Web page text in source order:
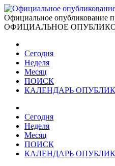
Официальное опубликование
ОФИЦИАЛЬНОЕ
Сегодня
Неделя
Месяц
ПОИСК
КАЛЕНДАРЬ
Сегодня
Неделя
Месяц
ПОИСК
КАЛЕНДАРЬ